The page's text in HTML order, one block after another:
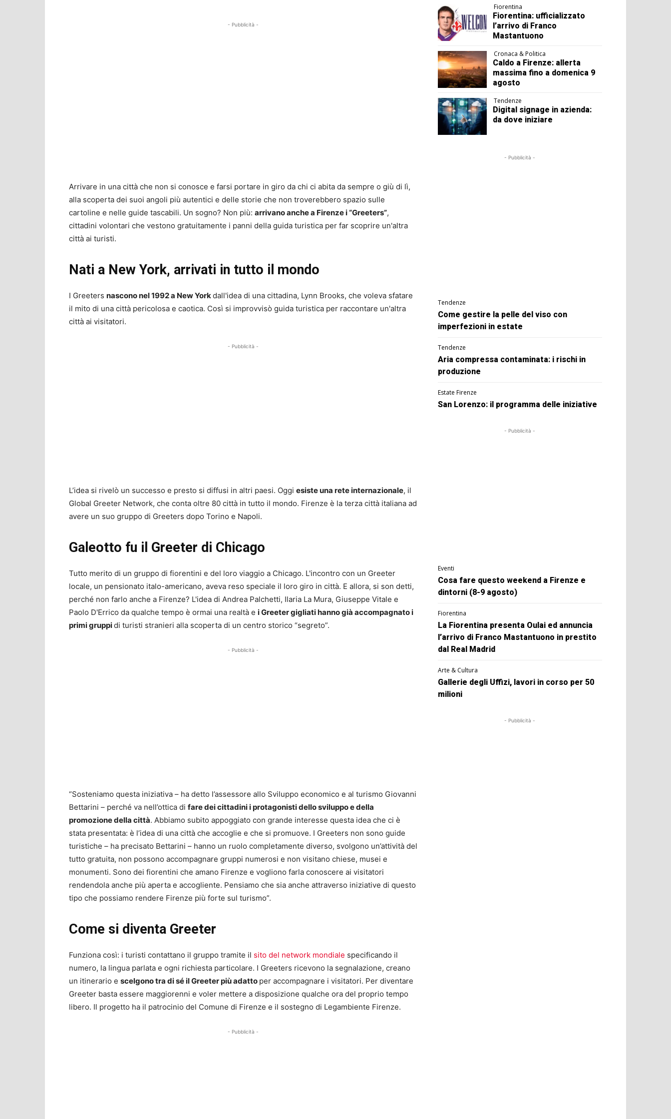
- Pubblicità -
Arrivare in una città che non si conosce e farsi portare in giro da chi ci abita da sempre o giù di lì,
alla scoperta dei suoi angoli più autentici e delle storie che non troverebbero spazio sulle
cartoline e nelle guide tascabili. Un sogno? Non più: arrivano anche a Firenze i “Greeters”,
cittadini volontari che vestono gratuitamente i panni della guida turistica per far scoprire un'altra
città ai turisti.
Nati a New York, arrivati in tutto il mondo
I Greeters nascono nel 1992 a New Yorkdall'idea di una cittadina, Lynn Brooks, che voleva sfatare
il mito di una città pericolosa e caotica. Così si improvvisò guida turistica per raccontare un'altra
città ai visitatori.
- Pubblicità -
L’idea si rivelò un successo e presto si diffusi in altri paesi. Oggi esiste una rete internazionale, il
Global Greeter Network, che conta oltre 80 città in tutto il mondo. Firenze è la terza città italiana ad
avere un suo gruppo di Greeters dopo Torino e Napoli.
Galeotto fu il Greeter di Chicago
Tutto merito di un gruppo di fiorentini e del loro viaggio a Chicago. L'incontro con un Greeter
locale, un pensionato italo-americano, aveva reso speciale il loro giro in città. E allora, si son detti,
perché non farlo anche a Firenze? L'idea di Andrea Palchetti, Ilaria La Mura, Giuseppe Vitale e
Paolo D'Errico da qualche tempo è ormai una realtà e i Greeter gigliati hanno già accompagnato i
primi gruppidi turisti stranieri alla scoperta di un centro storico “segreto”.
- Pubblicità -
“Sosteniamo questa iniziativa – ha detto l’assessore allo Sviluppo economico e al turismo Giovanni
Bettarini – perché va nell’ottica di fare dei cittadini i protagonisti dello sviluppo e della
promozione della città. Abbiamo subito appoggiato con grande interesse questa idea che ci è
stata presentata: è l’idea di una città che accoglie e che si promuove. I Greeters non sono guide
turistiche – ha precisato Bettarini – hanno un ruolo completamente diverso, svolgono un’attività del
tutto gratuita, non possono accompagnare gruppi numerosi e non visitano chiese, musei e
monumenti. Sono dei fiorentini che amano Firenze e vogliono farla conoscere ai visitatori
rendendola anche più aperta e accogliente. Pensiamo che sia anche attraverso iniziative di questo
tipo che possiamo rendere Firenze più forte sul turismo”.
Come si diventa Greeter
Funziona così: i turisti contattano il gruppo tramite il sito del network mondiale specificando il
numero, la lingua parlata e ogni richiesta particolare. I Greeters ricevono la segnalazione, creano
un itinerario e scelgono tra di sé il Greeter più adatto per accompagnare i visitatori. Per diventare
Greeter basta essere maggiorenni e voler mettere a disposizione qualche ora del proprio tempo
libero. Il progetto ha il patrocinio del Comune di Firenze e il sostegno di Legambiente Firenze.
- Pubblicità -
Fiorentina
Fiorentina: ufficializzato
l’arrivo di Franco
Mastantuono
Cronaca & Politica
Caldo a Firenze: allerta
massima fino a domenica 9
agosto
Tendenze
Digital signage in azienda:
da dove iniziare
- Pubblicità -
Tendenze
Come gestire la pelle del viso con
imperfezioni in estate
Tendenze
Aria compressa contaminata: i rischi in
produzione
Estate Firenze
San Lorenzo: il programma delle iniziative
- Pubblicità -
Eventi
Cosa fare questo weekend a Firenze e
dintorni (8-9 agosto)
Fiorentina
La Fiorentina presenta Oulai ed annuncia
l’arrivo di Franco Mastantuono in prestito
dal Real Madrid
Arte & Cultura
Gallerie degli Uffizi, lavori in corso per 50
milioni
- Pubblicità -